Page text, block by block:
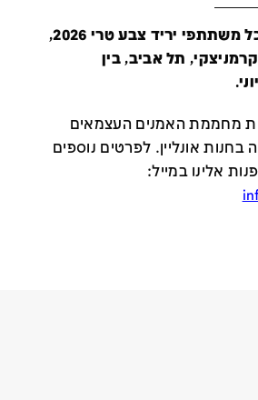
קטלוג זה מציג את כל משתתפי יריד צבע טרי 2026,
תל אביב, בין
מחממת האמנים העצמאים
בחנות אונליין. לפרטים נוספים
אלינו במייל: